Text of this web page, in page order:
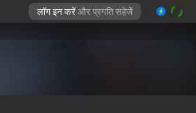
लॉग इन करेंऔर प्रगति सहेजें